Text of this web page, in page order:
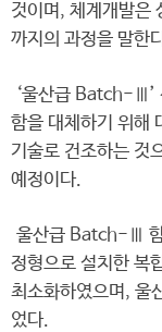
것이며, 체계개발은
까지의 과정을 말한
‘울산급 Batch-Ⅲ’
함을 대체하기 위해
기술로 건조하는 것
예정이다.
울산급 Batch-Ⅲ 함
정형으로 설치한 복
최소화하였으며, 울
었다.